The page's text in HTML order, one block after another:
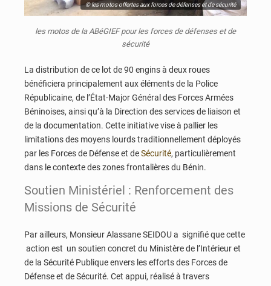
© les motos offertes aux forces de défenses et de sécurité
les motos de la ABéGIEF pour les forces de défenses et de
sécurité
La distribution de ce lot de 90 engins à deux roues
bénéficiera principalement aux éléments de la Police
Républicaine, de l’État-Major Général des Forces Armées
Béninoises, ainsi qu’à la Direction des services de liaison et
de la documentation. Cette initiative vise à pallier les
limitations des moyens lourds traditionnellement déployés
par les Forces de Défense et deSécurité, particulièrement
dans le contexte des zones frontalières du Bénin.
Soutien Ministériel : Renforcement des
Missions de Sécurité
Par ailleurs, Monsieur Alassane SEIDOU a signifié que cette
action est un soutien concret du Ministère de l’Intérieur et
de la Sécurité Publique envers les efforts des Forces de
Défense et de Sécurité. Cet appui, réalisé à travers